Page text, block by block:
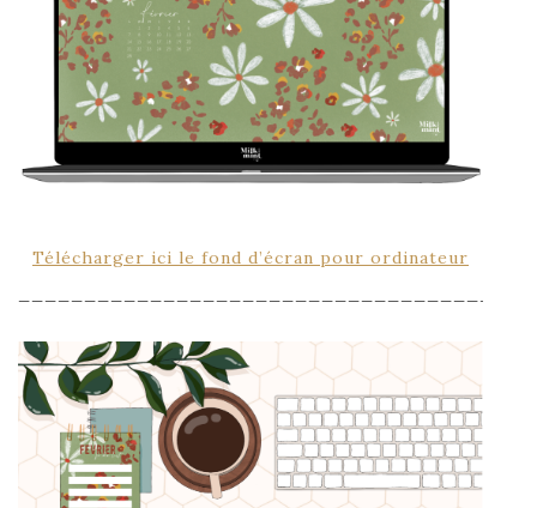
Télécharger ici le fond d’écran pour ordinateur